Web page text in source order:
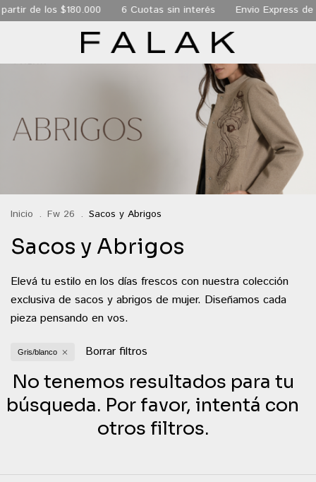
los $180.000 6 Cuotas sin interés Envio Express de 24 hs
Inicio . Fw 26 . Sacos y Abrigos
Sacos y Abrigos
Elevá tu estilo en los días frescos con nuestra colección
exclusiva de sacos y abrigos de mujer. Diseñamos cada
pieza pensando en vos.
Gris/blanco Borrar filtros
No tenemos resultados para tu
búsqueda. Por favor, intentá con
otros filtros.